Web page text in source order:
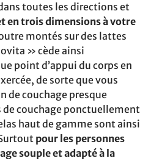
toutes les directions et
en trois dimensions à votre
montés sur des lattes
» cède ainsi
point d’appui du corps en
de sorte que vous
de couchage presque
de couchage ponctuellement
haut de gamme sont ainsi
pour les personnes
souple et adapté à la